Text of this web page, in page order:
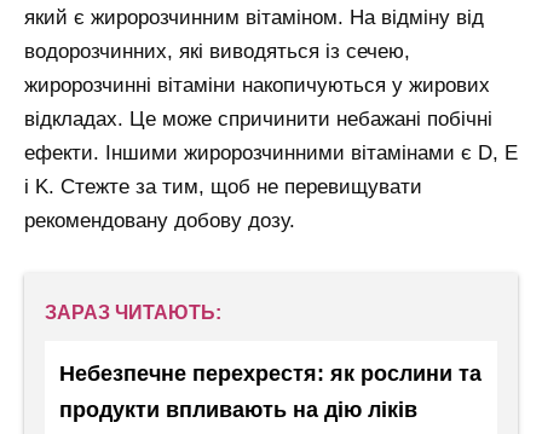
який є жиророзчинним вітаміном. На відміну від
водорозчинних, які виводяться із сечею,
жиророзчинні вітаміни накопичуються у жирових
відкладах. Це може спричинити небажані побічні
ефекти. Іншими жиророзчинними вітамінами є D, E
і K. Стежте за тим, щоб не перевищувати
рекомендовану добову дозу.
ЗАРАЗ ЧИТАЮТЬ:
Небезпечне перехрестя: як рослини та
продукти впливають на дію ліків